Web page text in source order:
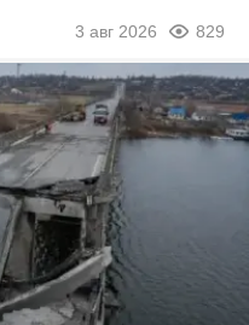
3 авг 2026 829